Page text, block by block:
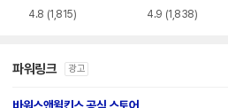
4.8 (1,815) 4.9 (1,838)
파워링크 광고